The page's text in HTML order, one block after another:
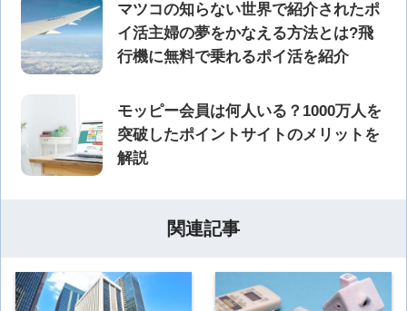
マツコの知らない世界で紹介されたポ
イ活主婦の夢をかなえる方法とは?飛
行機に無料で乗れるポイ活を紹介
モッピー会員は何人いる？1000万人を
突破したポイントサイトのメリットを
解説
関連記事